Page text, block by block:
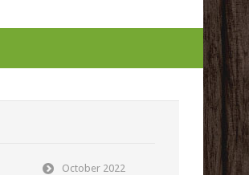
October 2022